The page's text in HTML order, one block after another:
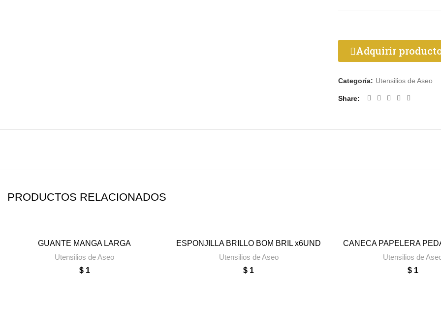
Adquirir
Categoría: Utensilios de Aseo
Share
PRODUCTOS RELACIONADOS
AÑADIR AL CARRITO
GUANTE MANGA LARGA
Utensilios de Aseo
$1
AÑADIR AL CARRITO
ESPONJILLA BRILLO BOM BRIL x6UND
Utensilios de Aseo
$ 1
AÑADIR AL
CANECA PAPELERA
Utensilios de
$1